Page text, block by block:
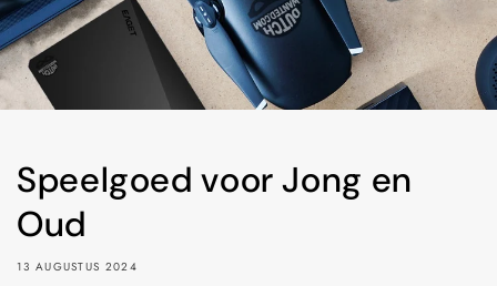
Speelgoed voor Jong en
Oud
13 AUGUSTUS 2024